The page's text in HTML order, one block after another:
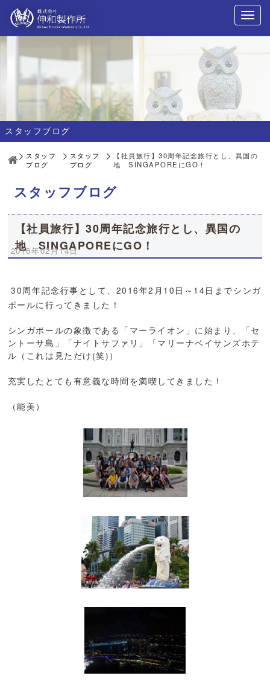
スタッフブログ
スタッフ
ブログ
スタッフ
ブログ
【社員旅行】30周年記念旅行とし、異国の
地 SINGAPOREにGO！
スタッフブログ
【社員旅行】30周年記念旅行とし、異国の
地 SINGAPOREにGO！
2016年02月14日
30周年記念行事として、2016年2月10日～14日までシンガ
ポールに行ってきました！
シンガポールの象徴である「マーライオン」に始まり、「セ
ントーサ島」「ナイトサファリ」「マリーナベイサンズホテ
ル（これは見ただけ(笑)）
充実したとても有意義な時間を満喫してきました！
（能美）